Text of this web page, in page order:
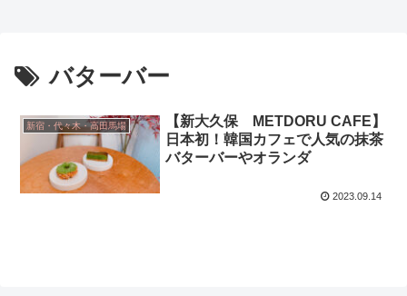
バターバー
新宿・代々木・高田馬場
【新大久保 METDORU CAFE】
日本初！韓国カフェで人気の抹茶
バターバーやオランダ
2023.09.14